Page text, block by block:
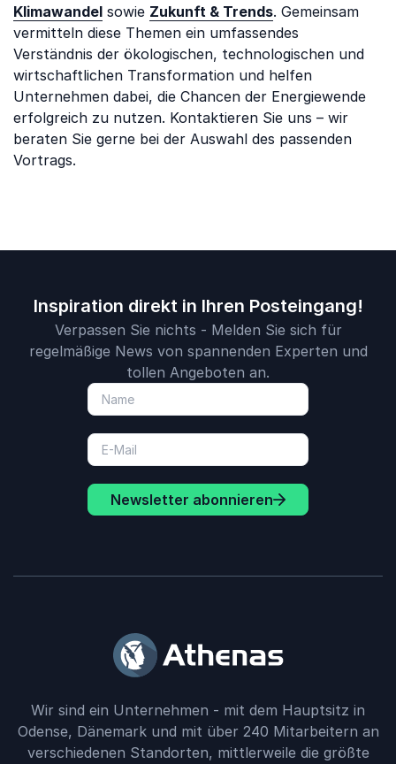
Klimawandel sowie Zukunft & Trends. Gemeinsam
vermitteln diese Themen ein umfassendes
Verständnis der ökologischen, technologischen und
wirtschaftlichen Transformation und helfen
Unternehmen dabei, die Chancen der Energiewende
erfolgreich zu nutzen. Kontaktieren Sie uns – wir
beraten Sie gerne bei der Auswahl des passenden
Vortrags.
Inspiration direkt in Ihren Posteingang!
Verpassen Sie nichts - Melden Sie sich für
regelmäßige News von spannenden Experten und
tollen Angeboten an.
Newsletter abonnieren
Wir sind ein Unternehmen - mit dem Hauptsitz in
Odense, Dänemark und mit über 240 Mitarbeitern an
verschiedenen Standorten, mittlerweile die größte